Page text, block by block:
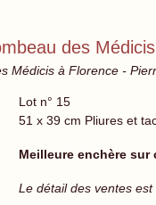
des
Médicis à Florence -
Lot n° 15
51 x 39 cm Pliures et
Meilleure enchère sur
Le détail des ventes